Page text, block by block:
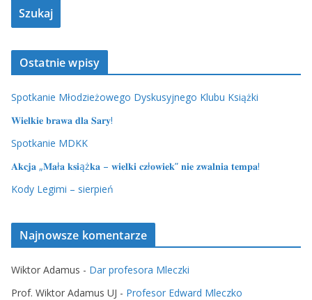
Ostatnie wpisy
Spotkanie Młodzieżowego Dyskusyjnego Klubu Książki
𝐖𝐢𝐞𝐥𝐤𝐢𝐞 𝐛𝐫𝐚𝐰𝐚 𝐝𝐥𝐚 𝐒𝐚𝐫𝐲!
Spotkanie MDKK
𝐀𝐤𝐜𝐣𝐚 „𝐌𝐚ł𝐚 𝐤𝐬𝐢ąż𝐤𝐚 – 𝐰𝐢𝐞𝐥𝐤𝐢 𝐜𝐳ł𝐨𝐰𝐢𝐞𝐤” 𝐧𝐢𝐞 𝐳𝐰𝐚𝐥𝐧𝐢𝐚 𝐭𝐞𝐦𝐩𝐚!
Kody Legimi – sierpień
Najnowsze komentarze
Wiktor Adamus - Dar profesora Mleczki
Prof. Wiktor Adamus UJ - Profesor Edward Mleczko